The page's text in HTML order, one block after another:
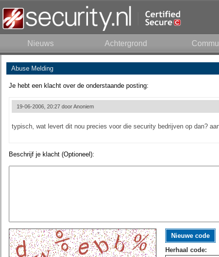
Nieuws Achtergrond
Abuse Melding
Je hebt een klacht over de onderstaande posting:
19-06-2006, 20:27 doorAnoniem
typisch, wat levert dit nou precies voor die security bedrijven op dan?
Beschrijf je klacht (Optioneel):
Nieuwe code
Herhaal code: